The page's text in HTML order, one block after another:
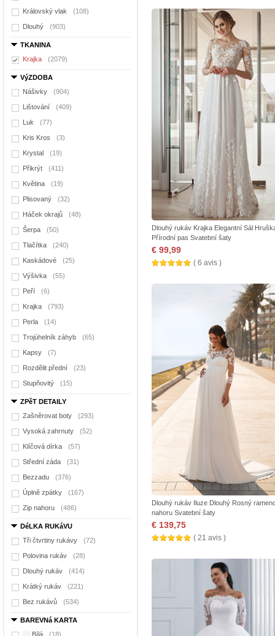
Královský vlak (108)
Dlouhý (903)
TKANINA
Krajka
(2079)
VýZDOBA
Nášivky
(904)
Lištování (409)
Luk (77)
Kris Kros (3)
Krystal (19)
Přikrýt (411)
Květina (19)
Plisovaný (32)
Háček okrajů (48)
Šerpa (50)
Tlačítka (240)
Kaskádové (25)
Výšivka (55)
Peří (6)
Krajka (793)
Perla (14)
Trojúhelník záhyb (65)
Kapsy (7)
Rozdělit přední (23)
Stupňovitý (15)
ZPěT DETAILY
Zašněrovat boty
(293)
Vysoká zahrnuty (52)
Klíčová dírka (57)
Střední záda (31)
Bezzadu (376)
Úplně zpátky (167)
Zip nahoru (486)
DéLKA RUKáVU
Tři čtvrtiny rukávy
(72)
Polovina rukáv (28)
Dlouhý rukáv (414)
Krátký rukáv (221)
Bez rukávů (534)
BAREVNá KARTA
Bílá
(18)
Dlouhý rukáv Krajka Elegantní Sál
Přírodní pas Svatební šaty
€ 99,99
( 6 avis )
Dlouhý rukáv Iluze Dlouhý Rosný
nahoru Svatební šaty
€ 139,75
( 21 avis )